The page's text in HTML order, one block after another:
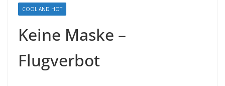
COOL AND HOT
Keine Maske –
Flugverbot